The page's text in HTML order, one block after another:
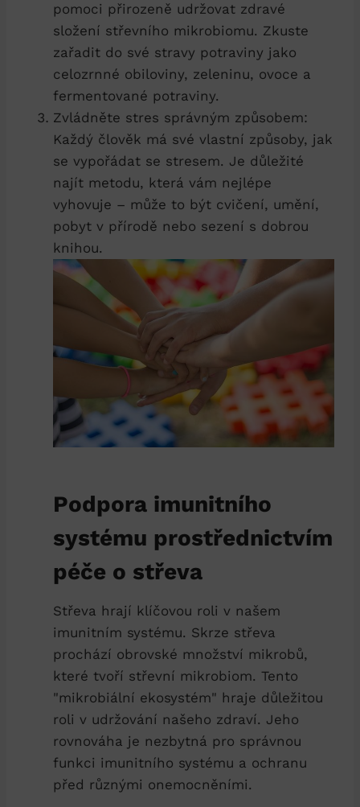
pomoci přirozeně udržovat zdravé
složení střevního mikrobiomu. Zkuste
zařadit do své stravy potraviny jako
celozrnné obiloviny, zeleninu, ovoce a
fermentované potraviny.
Zvládněte stres správným způsobem:
Každý člověk má své vlastní způsoby, jak
se vypořádat se stresem. Je důležité
najít metodu, která vám nejlépe
vyhovuje – může to být cvičení, umění,
pobyt v přírodě nebo sezení s dobrou
knihou.
Podpora imunitního
systému prostřednictvím
péče o střeva
Střeva hrají klíčovou roli v našem
imunitním systému. Skrze střeva
prochází obrovské množství mikrobů,
které tvoří střevní mikrobiom. Tento
"mikrobiální ekosystém" hraje důležitou
roli v udržování našeho zdraví. Jeho
rovnováha je nezbytná pro správnou
funkci imunitního systému a ochranu
před různými onemocněními.